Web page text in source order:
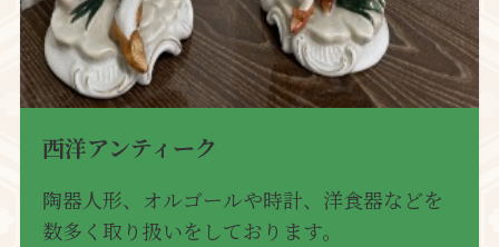
西洋アンティーク
陶器人形、オルゴールや時計、洋食器などを
数多く取り扱いをしております。